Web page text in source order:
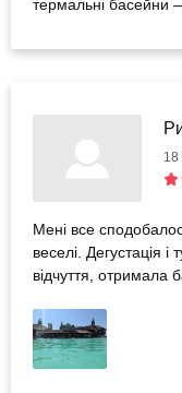
термальні басейни
18
Мені все
веселі. Дегустація
відчуття, отримала